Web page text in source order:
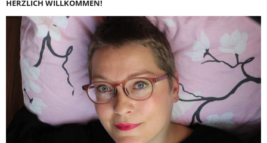
HERZLICH WILLKOMMEN!